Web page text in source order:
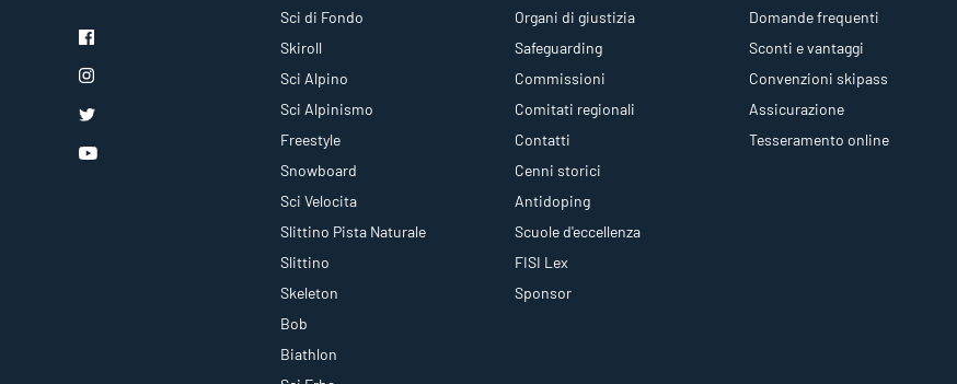
Sci di Fondo
Skiroll
Sci Alpino
Sci Alpinismo
Freestyle
Snowboard
Sci Velocita
Slittino Pista Naturale
Slittino
Skeleton
Bob
Biathlon
Organi di giustizia
Safeguarding
Commissioni
Comitati regionali
Contatti
Cenni storici
Antidoping
Scuole d'eccellenza
FISI Lex
Sponsor
Domande frequenti
Sconti e vantaggi
Convenzioni skipass
Assicurazione
Tesseramento online